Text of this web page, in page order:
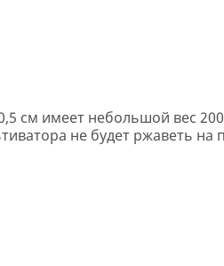
см имеет небольшой вес
не будет ржаветь на